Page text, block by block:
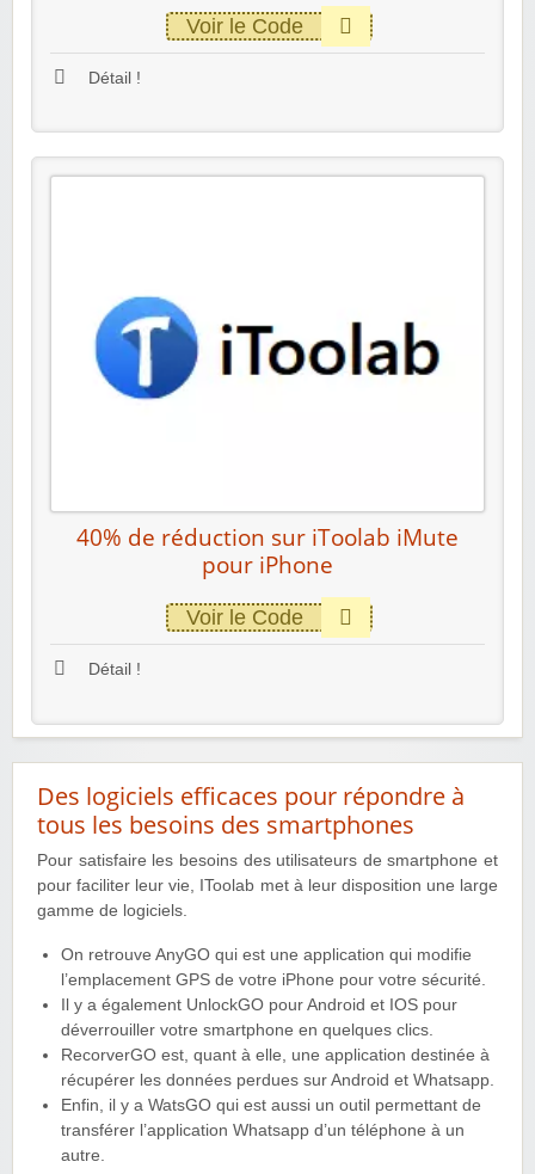
Voir le Code
Détail !
40% de réduction sur iToolab iMute
pour iPhone
Voir le Code
Détail !
Des logiciels efficaces pour répondre à
tous les besoins des smartphones
Pour satisfaire les besoins des utilisateurs de smartphone et
pour faciliter leur vie, IToolab met à leur disposition une large
gamme de logiciels.
On retrouve AnyGO qui est une application qui modifie
l’emplacement GPS de votre iPhone pour votre sécurité.
Il y a également UnlockGO pour Android et IOS pour
déverrouiller votre smartphone en quelques clics.
RecorverGO est, quant à elle, une application destinée à
récupérer les données perdues sur Android et Whatsapp.
Enfin, il y a WatsGO qui est aussi un outil permettant de
transférer l’application Whatsapp d’un téléphone à un
autre.